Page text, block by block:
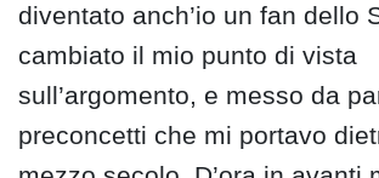
diventato anch’io un fan dello
cambiato il mio punto di vista
sull’argomento, e messo da
preconcetti che mi portavo